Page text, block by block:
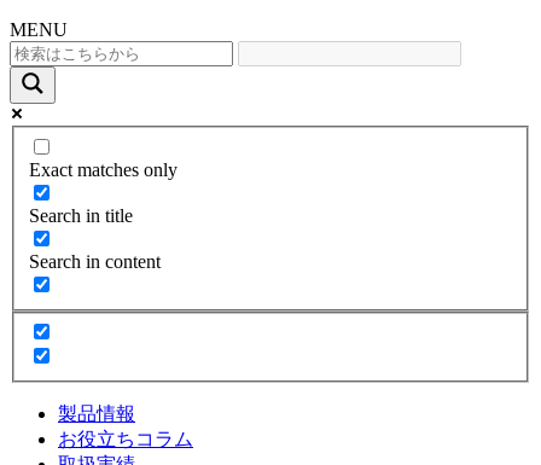
MENU
Exact matches only
Search in title
Search in content
製品情報
お役立ちコラム